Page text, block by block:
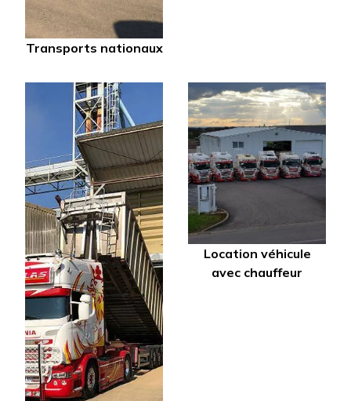
Transports nationaux
Location véhicule
avec chauffeur